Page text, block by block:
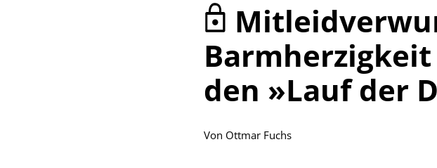
den »Lauf der
Von Ottmar Fuchs